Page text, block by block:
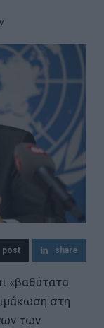
post share
«βαθύτατα
στη
των